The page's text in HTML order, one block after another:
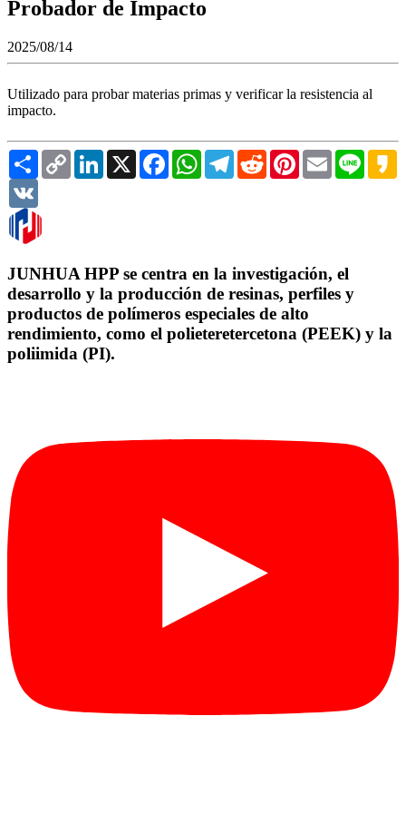
Probador de Impacto
2025/08/14
Utilizado para probar materias primas y verificar la resistencia al
impacto.
Share Copy
Link
LinkedIn
X FacebookWhatsAppTelegramRedditPinterestEmail Line
JUNHUA HPP se centra en la investigación, el
desarrollo y la producción de resinas, perfiles y
productos de polímeros especiales de alto
rendimiento, como el polieteretercetona (PEEK) y la
poliimida (PI).